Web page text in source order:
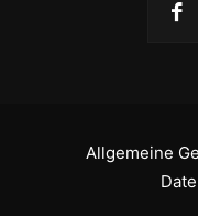
Allgemeine